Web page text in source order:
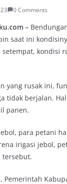
0 Comments
–
saat ini
kondisi
yang rusak ini,
tidak berjalan.
panen.
para petani
irigasi jebol,
tersebut.
Pemerintah